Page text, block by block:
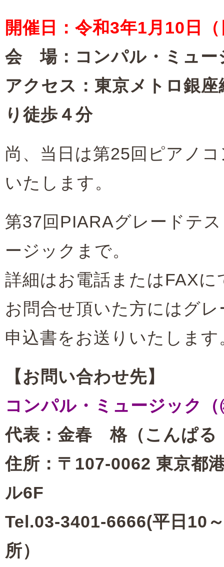
開催日：令和3年1月10日
会 場：コンパル・ミュー
アクセス：東京メトロ銀
り徒歩４分
尚、当日は第25回ピアノ
いたします。
第37回PIARAグレードテ
ージックまで。
詳細はお電話またはFAX
お問合せ頂いた方にはグ
申込書をお送りいたします
【お問い合わせ先】
コンパル・ミュージック
代表：金春 格（こんぱ
住所：〒107-0062 東京都
ル6F
Tel.03-3401-6666(平日10
所）